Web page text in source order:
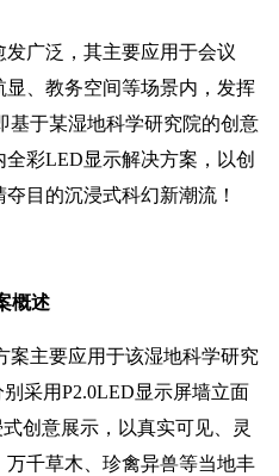
广泛，其主要应用于会议
、教务空间等场景内，发挥
基于某湿地科学研究院的创意
彩LED显示解决方案，以创
目的沉浸式科幻新潮流！
概述
案主要应用于该湿地科学研究
采用P2.0LED显示屏墙立面
创意展示，以真实可见、灵
千草木、珍禽异兽等当地丰